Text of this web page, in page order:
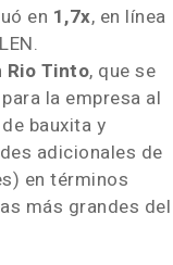
en 1,7x, en línea
Rio Tinto, que se
la empresa al
bauxita y
adicionales de
en términos
más grandes del